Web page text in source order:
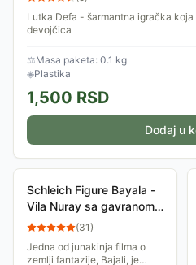
Lutka Defa - šarmantna igračka
devojčica
⚖Masa paketa: 0.1 kg
◈Plastika
1,500 RSD
Dodaj u
Schleich Figure Bayala -
Vila Nuray sa gavranom
70586
(31)
Jedna od junakinja filma o
zemlji fantazije, Bajali, je